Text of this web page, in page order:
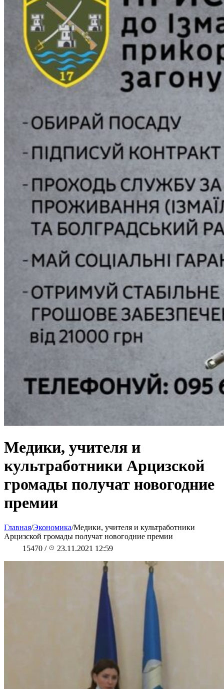
Медики, учителя и
культработники Арцизской
громады получат новогодние
премии
Главная/Экономика/Медики, учителя и культработники
Арцизской громады получат новогодние премии
15470 / 23.11.2021 12:59